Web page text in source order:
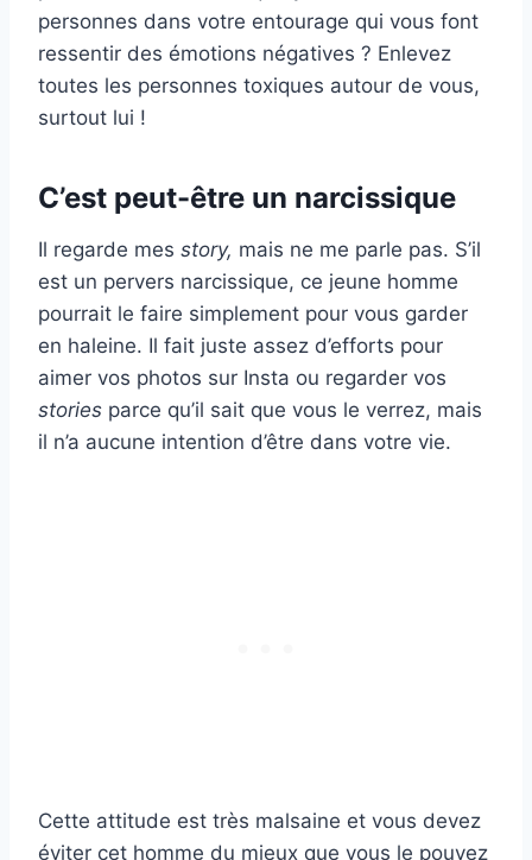
personnes dans votre entourage qui vous font
ressentir des émotions négatives ? Enlevez
toutes les personnes toxiques autour de vous,
surtout lui !
C’est peut-être un narcissique
Il regarde mes story, mais ne me parle pas. S’il
est un pervers narcissique, ce jeune homme
pourrait le faire simplement pour vous garder
en haleine. Il fait juste assez d’efforts pour
aimer vos photos sur Insta ou regarder vos
stories parce qu’il sait que vous le verrez, mais
il n’a aucune intention d’être dans votre vie.
Cette attitude est très malsaine et vous devez
éviter cet homme du mieux que vous le pouvez